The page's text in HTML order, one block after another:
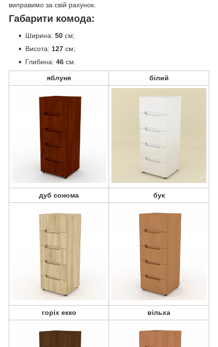
виправимо за свій рахунок.
Габарити комода:
Ширина: 50 см;
Висота: 127 см;
Глибина: 46 см.
яблуня білий
дуб сонома бук
горіх екко вільха